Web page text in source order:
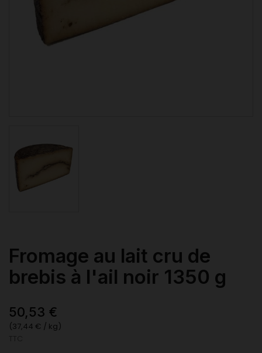
Fromage au lait cru de
brebis à l'ail noir 1350 g
50,53 €
(37,44 € / kg)